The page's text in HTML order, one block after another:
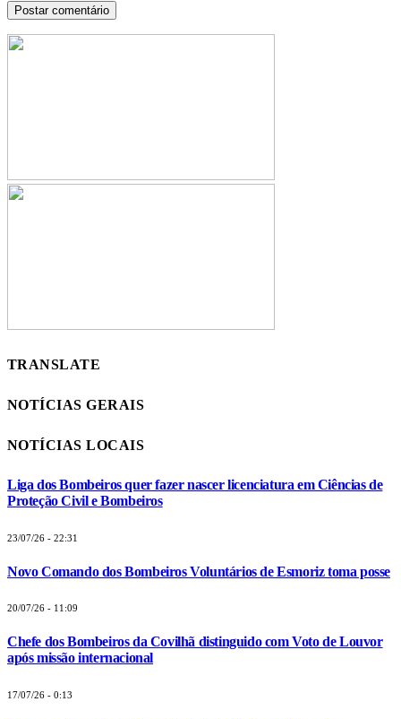
TRANSLATE
NOTÍCIAS GERAIS
NOTÍCIAS LOCAIS
Liga dos Bombeiros quer fazer nascer licenciatura em Ciências de
Proteção Civil e Bombeiros
23/07/26 - 22:31
Novo Comando dos Bombeiros Voluntários de Esmoriz toma posse
20/07/26 - 11:09
Chefe dos Bombeiros da Covilhã distinguido com Voto de Louvor
após missão internacional
17/07/26 - 0:13